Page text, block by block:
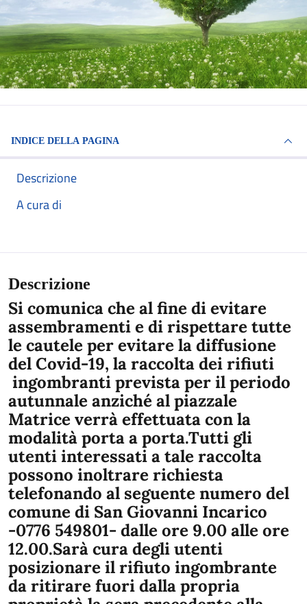
INDICE DELLA PAGINA
Descrizione
A cura di
Descrizione
Si comunica che al fine di evitare
assembramenti e di rispettare tutte
le cautele per evitare la diffusione
del Covid-19, la raccolta dei rifiuti
ingombranti prevista per il periodo
autunnale anziché al piazzale
Matrice verrà effettuata con la
modalità porta a porta.Tutti gli
utenti interessati a tale raccolta
possono inoltrare richiesta
telefonando al seguente numero del
comune di San Giovanni Incarico
-0776 549801- dalle ore 9.00 alle ore
12.00.Sarà cura degli utenti
posizionare il rifiuto ingombrante
da ritirare fuori dalla propria